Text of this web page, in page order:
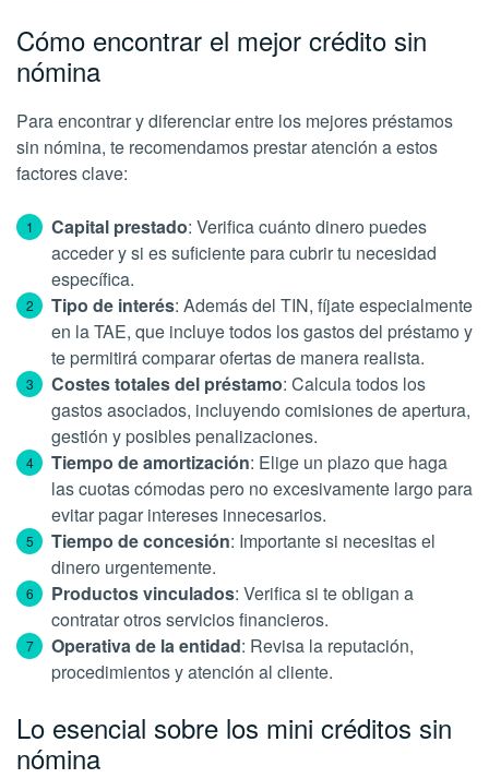
Cómo encontrar el mejor crédito sin
nómina
Para encontrar y diferenciar entre los mejores préstamos
sin nómina, te recomendamos prestar atención a estos
factores clave:
Capital prestado: Verifica cuánto dinero puedes
acceder y si es suficiente para cubrir tu necesidad
específica.
Tipo de interés: Además del TIN, fíjate especialmente
en la TAE, que incluye todos los gastos del préstamo y
te permitirá comparar ofertas de manera realista.
Costes totales del préstamo: Calcula todos los
gastos asociados, incluyendo comisiones de apertura,
gestión y posibles penalizaciones.
Tiempo de amortización: Elige un plazo que haga
las cuotas cómodas pero no excesivamente largo para
evitar pagar intereses innecesarios.
Tiempo de concesión: Importante si necesitas el
dinero urgentemente.
Productos vinculados: Verifica si te obligan a
contratar otros servicios financieros.
Operativa de la entidad: Revisa la reputación,
procedimientos y atención al cliente.
Lo esencial sobre los mini créditos sin
nómina